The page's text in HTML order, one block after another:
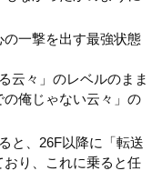
の一撃を出す最強状態
云々」のレベルのまま
俺じゃない云々」の
と、26F以降に「転送
り、これに乗ると任